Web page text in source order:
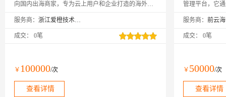
向国内出海商家，专为云上用户和企业打造的海外合
足面向消费者、商家、平台、监管机构多方的合规解
Lazada、Daraz、天猫海外等业务验证，具有扎实的技
地。
服务商： 浙江爱橙技术发展有限公司
成交： 0笔
￥ 100000/次
查看详情
管理平台，它
方案致力于构
级。
服务商：
成交： 0笔
￥ 50000/次
查看详情